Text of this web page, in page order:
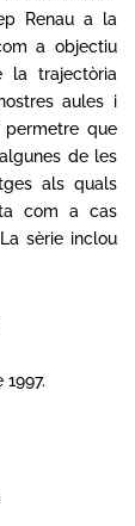
Renau a la
a objectiu
la trajectòria
aules i
que
de les
als quals
com a cas
sèrie inclou